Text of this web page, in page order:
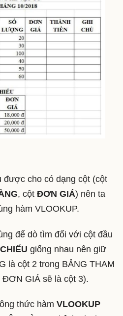
được cho có dạng cột (cột
, cột ĐƠN GIÁ) nên ta
hàm VLOOKUP.
để dò tìm đối với cột đầu
giống nhau nên giữ
là cột 2 trong BẢNG THAM
GIÁ sẽ là cột 3).
thức hàm VLOOKUP